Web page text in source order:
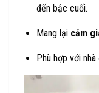
đến bậc cuối.
Mang lại cảm
Phù hợp với